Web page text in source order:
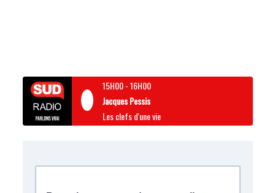
15H00-16H00
Jacques Pessis
Les clefs d'une vie